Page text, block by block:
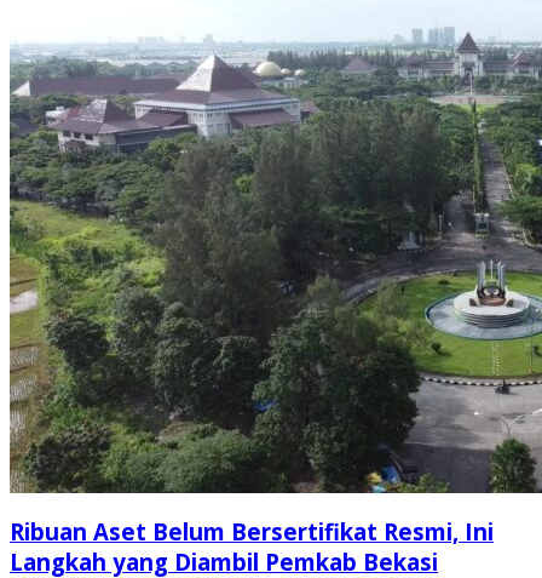
Ribuan Aset Belum Bersertifikat Resmi, Ini
Langkah yang Diambil Pemkab Bekasi